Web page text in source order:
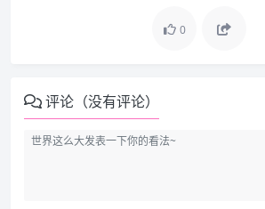
0
评论（没有评论）